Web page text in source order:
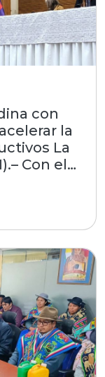
con
la
La
Con el
por la
Casa
alcaldes
central